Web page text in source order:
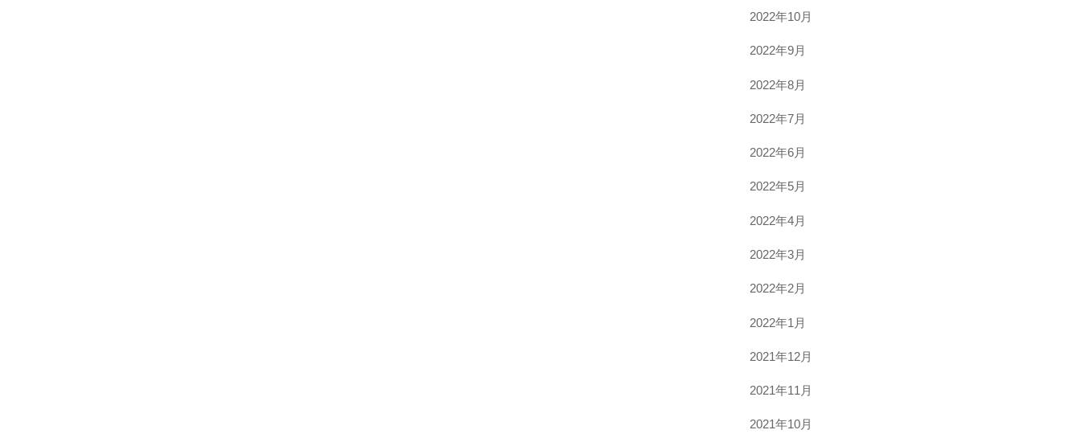
2022年10月
2022年9月
2022年8月
2022年7月
2022年6月
2022年5月
2022年4月
2022年3月
2022年2月
2022年1月
2021年12月
2021年11月
2021年10月